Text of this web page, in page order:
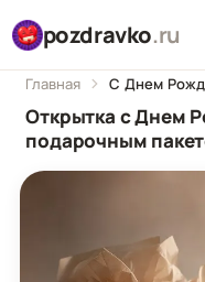
pozdravko.ru
Главная С Днем
Открытка с Днем
подарочным